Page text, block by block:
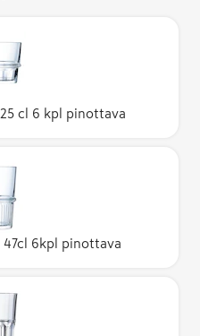
cl 6 kpl pinottava
47cl 6kpl pinottava